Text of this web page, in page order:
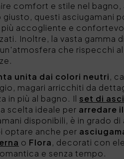
comfort e stile nel bagno,
questi asciugamani
accogliente e
Inoltre, la vasta gamma
che rispecchi
unita dai colori neutri,
magari arricchiti da
in più al bagno. Il set di
scelta ideale per arredare
disponibili, è in grado di
optare anche per
o Flora, decorati con
e senza tempo.